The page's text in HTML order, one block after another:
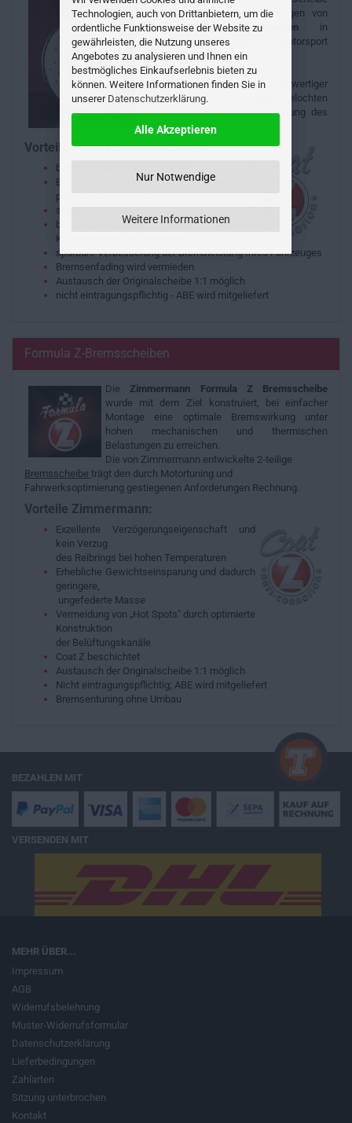
Technologien, auch von Drittanbietern, um die
ordentliche Funktionsweise der Website zu
gewährleisten, die Nutzung unseres
Angebotes zu analysieren und Ihnen ein
bestmögliches Einkaufserlebnis bieten zu
können. Weitere Informationen finden Sie in
unserer Datenschutzerklärung.
Alle Akzeptieren
Nur Notwendige
Weitere Informationen
wurde auf Basis der Erfahrungen von
SerienfahrzeugBremsscheiben in
Verbindung mit dem Motorsport
entwickelt.
Durch die Kombination hochwertiger
Gussmaterialien mit einer gelochten
Bremsfläche wird eine Optimierung des
Bremssystems erzielt.
Vorteile Zimmermann Bremsen:
besseres Nassbremsverhalten
Bremsstaub und Wasser werden
permanent abgeführt
sportlichere Optik
bessere Optik durch Anti-
Korrosionsbeschichtung
spürbare Verbesserung der Bremsleistung Ihres Fahrzeuges
Bremsenfading wird vermieden
Austausch der Originalscheibe 1:1 möglich
nicht eintragungspflichtig - ABE wird mitgeliefert
Formula Z-Bremsscheiben
Die Zimmermann Formula Z Bremsscheibe
wurde mit dem Ziel konstruiert, bei einfacher
Montage eine optimale Bremswirkung unter
hohen mechanischen und thermischen
Belastungen zu erreichen.
Die von Zimmermann entwickelte 2-teilige
Bremsscheibe trägt den durch Motortuning und
Fahrwerksoptimierung gestiegenen Anforderungen Rechnung.
Vorteile Zimmermann:
Exzellente Verzögerungseigenschaft und
kein Verzug
des Reibrings bei hohen Temperaturen
Erhebliche Gewichtseinsparung und dadurch
geringere,
ungefederte Masse
Vermeidung von „Hot Spots" durch optimierte
Konstruktion
der Belüftungskanäle
Coat Z beschichtet
Austausch der Originalscheibe 1:1 möglich
Nicht eintragungspflichtig; ABE wird mitgeliefert
Bremsentuning ohne Umbau
BEZAHLEN MIT
VERSENDEN MIT
MEHR ÜBER...
Impressum
AGB
Widerrufsbelehrung
Muster-Widerrufsformular
Datenschutzerklärung
Lieferbedingungen
Zahlarten
Sitzung unterbrochen
Kontakt